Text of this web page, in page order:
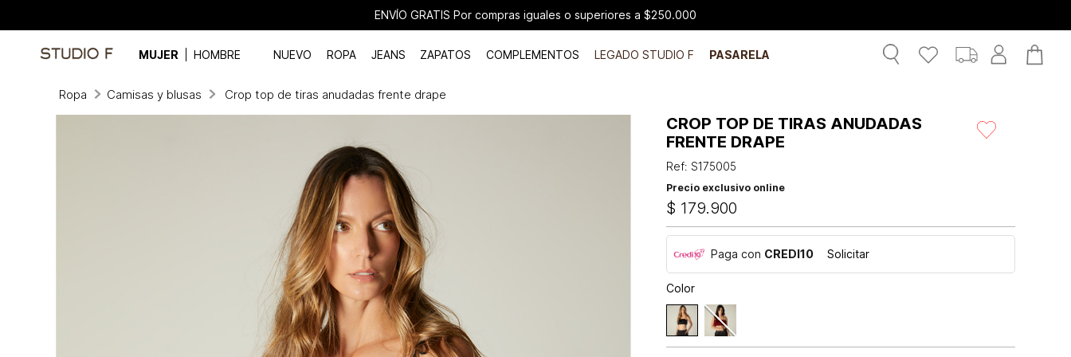
ENVÍO GRATIS Por compras iguales o superiores a $250.000
MUJER HOMBRE NUEVO ROPA JEANS ZAPATOS COMPLEMENTOS LEGADO STUDIO F PASARELA
Ropa Camisas y blusas Crop top de tiras anudadas frente drape
CROP TOP DE TIRAS ANUDADAS
FRENTE DRAPE
Ref:S175005
Precio exclusivo online
$ 179.900
Paga con CREDI10 Solicitar
Color